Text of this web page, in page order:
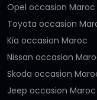
Opel occasion Maroc
Toyota occasion
Kia occasion Maroc
Nissan occasion
Skoda occasion
Jeep occasion Maroc